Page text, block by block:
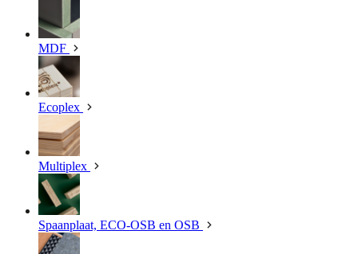
MDF
Ecoplex
Multiplex
Spaanplaat, ECO-OSB en OSB